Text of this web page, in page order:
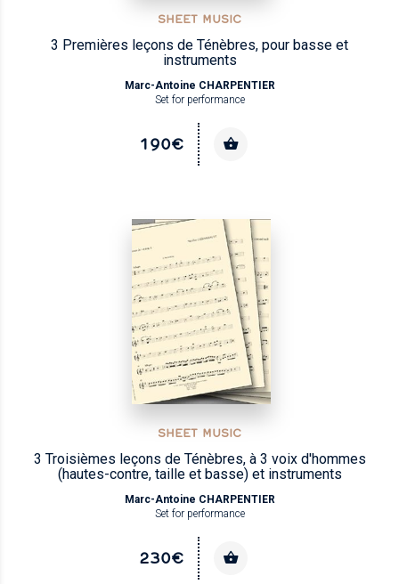
SHEET MUSIC
3 Premières leçons de Ténèbres, pour basse et
instruments
Marc-Antoine CHARPENTIER
Set for performance
190€
SHEET MUSIC
3 Troisièmes leçons de Ténèbres, à 3 voix d'hommes
(hautes-contre, taille et basse) et instruments
Marc-Antoine CHARPENTIER
Set for performance
230€